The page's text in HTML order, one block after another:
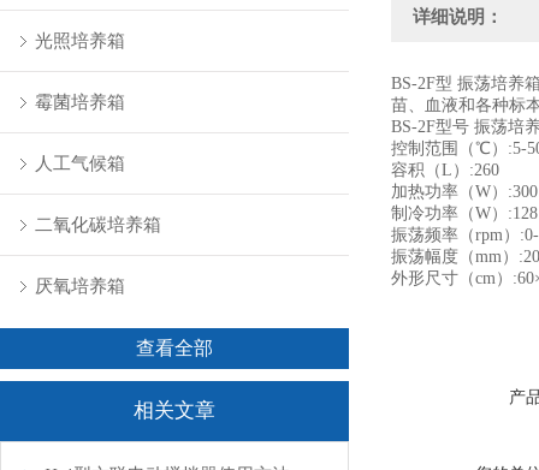
光照培养箱
霉菌培养箱
人工气候箱
二氧化碳培养箱
厌氧培养箱
查看全部
相关文章
详细说明：
BS-2F型 振荡培养
苗、血液和各种标
BS-2F型号 振荡培
控制范围（℃）:5-
容积（L）:260
加热功率（W）:300
制冷功率（W）:128
振荡频率（rpm）
振荡幅度（mm）:20
外形尺寸（cm）
产